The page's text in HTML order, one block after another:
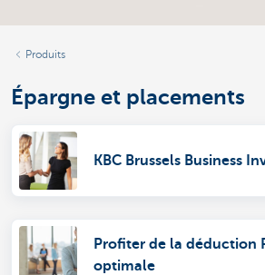
Produits
Épargne et placements
KBC Brussels Business
Profiter de la déduction
optimale